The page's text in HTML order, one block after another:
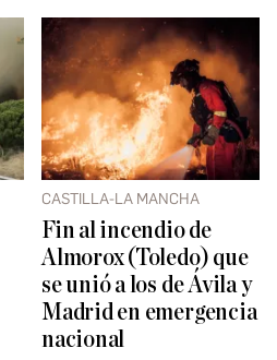
CASTILLA-LA MANCHA
Fin al incendio de
Almorox (Toledo) que
se unió a los de Ávila y
Madrid en emergencia
nacional